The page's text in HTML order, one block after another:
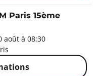
Paris 15ème
août à 08:30